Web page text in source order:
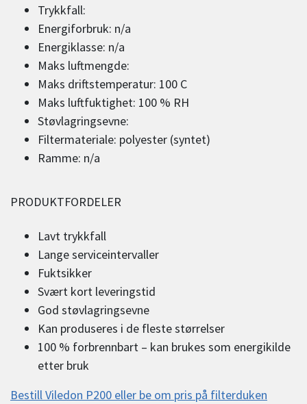
Trykkfall:
Energiforbruk: n/a
Energiklasse: n/a
Maks luftmengde:
Maks driftstemperatur: 100 C
Maks luftfuktighet: 100 % RH
Støvlagringsevne:
Filtermateriale: polyester (syntet)
Ramme: n/a
PRODUKTFORDELER
Lavt trykkfall
Lange serviceintervaller
Fuktsikker
Svært kort leveringstid
God støvlagringsevne
Kan produseres i de fleste størrelser
100 % forbrennbart – kan brukes som energikilde
etter bruk
Bestill Viledon P200 eller be om pris på filterduken